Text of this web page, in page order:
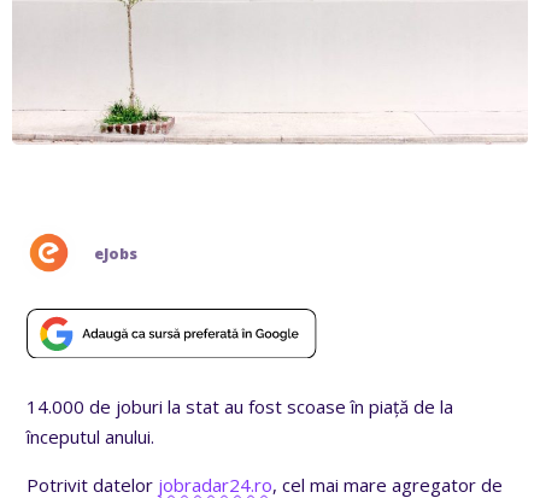
eJobs
14.000 de joburi la stat au fost scoase în piață de la
începutul anului.
Potrivit datelor jobradar24.ro, cel mai mare agregator de